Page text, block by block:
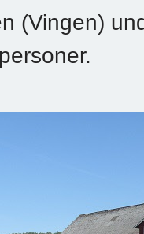
(Vingen)